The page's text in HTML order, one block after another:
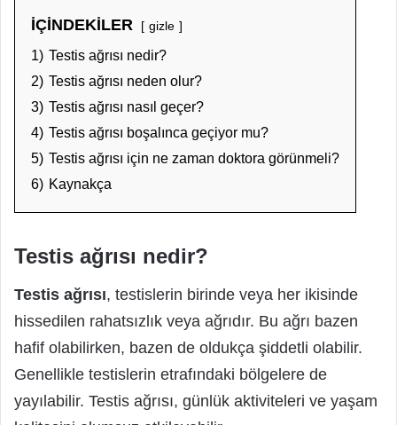
İÇİNDEKİLER gizle
1) Testis ağrısı nedir?
2) Testis ağrısı neden olur?
3) Testis ağrısı nasıl geçer?
4) Testis ağrısı boşalınca geçiyor mu?
5) Testis ağrısı için ne zaman doktora görünmeli?
6) Kaynakça
Testis ağrısı nedir?
Testis ağrısı, testislerin birinde veya her ikisinde
hissedilen rahatsızlık veya ağrıdır. Bu ağrı bazen
hafif olabilirken, bazen de oldukça şiddetli olabilir.
Genellikle testislerin etrafındaki bölgelere de
yayılabilir. Testis ağrısı, günlük aktiviteleri ve yaşam